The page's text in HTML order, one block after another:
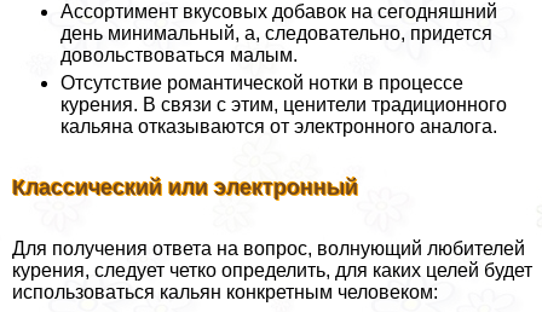
Ассортимент вкусовых добавок на сегодняшний
день минимальный, а, следовательно, придется
довольствоваться малым.
Отсутствие романтической нотки в процессе
курения. В связи с этим, ценители традиционного
кальяна отказываются от электронного аналога.
Классический или электронный
Для получения ответа на вопрос, волнующий любителей
курения, следует четко определить, для каких целей будет
использоваться кальян конкретным человеком: